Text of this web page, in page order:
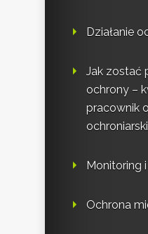
Działanie
Jak zostać
ochrony –
pracownik
Monitoring
Ochrona